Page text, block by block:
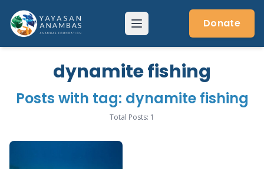
content
Menu Donate
dynamite fishing
Posts with tag: dynamite fishing
Total Posts: 1